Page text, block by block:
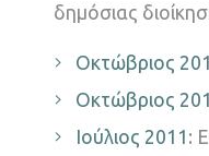
δημόσιας
Οκτώβριος
Οκτώβριος
Ιούλιος 2011 :